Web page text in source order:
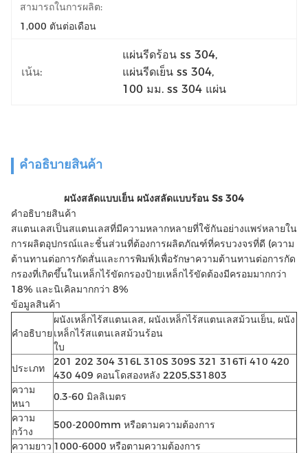
สามารถในการผลิต:
1,000 ตันต่อเดือน
เน้น:
แผ่นรีดร้อน ss 304,
แผ่นรีดเย็น ss 304,
100 มม. ss 304 แผ่น
คําอธิบายสินค้า
ผนังสลัดแบบเย็น ผนังสลัดแบบร้อน Ss 304
คําอธิบายสินค้า
สแตนเลสเป็นสแตนเลสที่มีความหลากหลายที่ใช้กันอย่างแพร่หลายใน
การผลิตอุปกรณ์และชิ้นส่วนที่ต้องการผลิตภัณฑ์ที่ครบวงจรที่ดี (ความ
ต้านทานต่อการกัดสั่นและการพิมพ์)เพื่อรักษาความต้านทานต่อการกัด
กรองที่เกิดขึ้นในเหล็กไร้ขัดกรองป้ายเหล็กไร้ขัดต้องมีครอมมากกว่า
18% และนิเคิลมากกว่า 8%
ข้อมูลสินค้า
คําอธิบาย
ผนังเหล็กไร้สแตนเลส, ผนังเหล็กไร้สแตนเลสม้วนเย็น, ผนัง
เหล็กไร้สแตนเลสม้วนร้อน
ใบ
ประเภท
201 202 304 316L 310S 309S 321 316Ti 410 420
430 409 คอนโดสองหลัง 2205,S31803
ความ
หนา
0.3-60 มิลลิเมตร
ความ
กว้าง
500-2000mm หรือตามความต้องการ
ความยาว 1000-6000 หรือตามความต้องการ